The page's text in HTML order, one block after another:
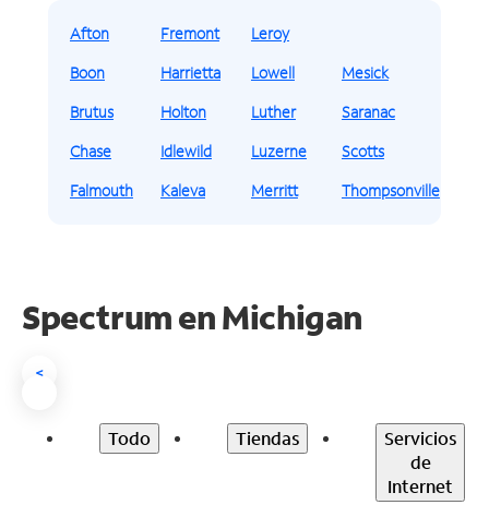
Afton
Boon
Brutus
Chase
Falmouth
Fremont
Harrietta
Holton
Idlewild
Kaleva
Leroy
Lowell
Luther
Luzerne
Merritt
Mesick
Saranac
Scotts
Thompsonville
Spectrum enMichigan
<
Todo Tiendas
Servicios
de
Internet